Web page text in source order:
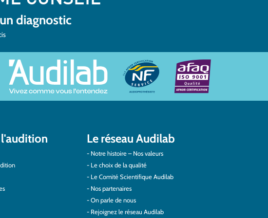
diagnostic
l'audition Le réseau Audilab
Notre histoire – Nos valeurs
Le choix de la qualité
Le Comité Scientifique Audilab
Nos partenaires
On parle de nous
Rejoignez le réseau Audilab